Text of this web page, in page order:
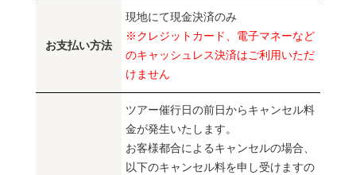
お支払い方法
現地にて現金決済のみ
※クレジットカード、電子マネーなど
のキャッシュレス決済はご利用いただ
けません
ツアー催行日の前日からキャンセル料
金が発生いたします。
お客様都合によるキャンセルの場合、
以下のキャンセル料を申し受けますの